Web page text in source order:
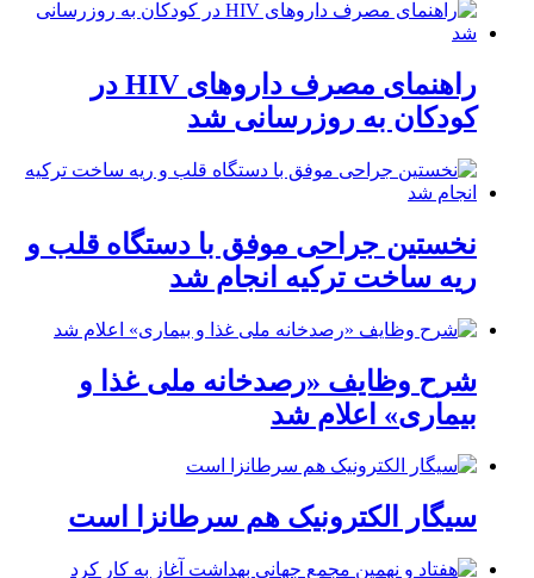
راهنمای مصرف داروهای HIV در
کودکان به روزرسانی شد
نخستین جراحی موفق با دستگاه قلب و
ریه ساخت ترکیه انجام شد
شرح وظایف «رصدخانه ملی غذا و
بیماری» اعلام شد
سیگار الکترونیک هم سرطانزا است